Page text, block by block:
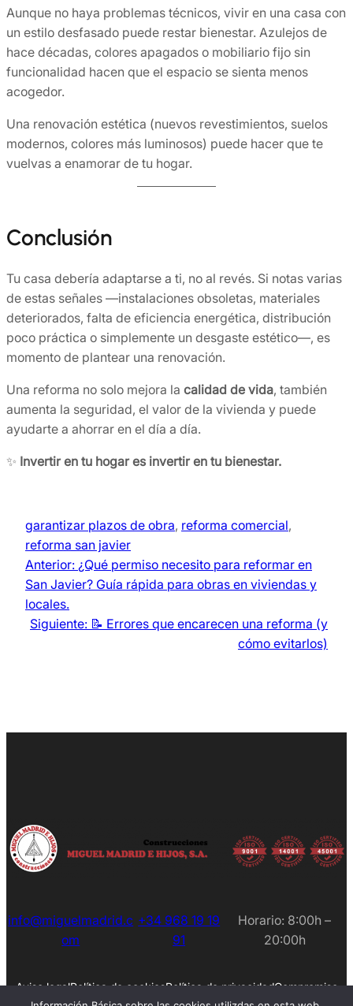
Aunque no haya problemas técnicos, vivir en una casa con
un estilo desfasado puede restar bienestar. Azulejos de
hace décadas, colores apagados o mobiliario fijo sin
funcionalidad hacen que el espacio se sienta menos
acogedor.
Una renovación estética (nuevos revestimientos, suelos
modernos, colores más luminosos) puede hacer que te
vuelvas a enamorar de tu hogar.
Conclusión
Tu casa debería adaptarse a ti, no al revés. Si notas varias
de estas señales —instalaciones obsoletas, materiales
deteriorados, falta de eficiencia energética, distribución
poco práctica o simplemente un desgaste estético—, es
momento de plantear una renovación.
Una reforma no solo mejora la calidad de vida, también
aumenta la seguridad, el valor de la vivienda y puede
ayudarte a ahorrar en el día a día.
✨ Invertir en tu hogar es invertir en tu bienestar.
garantizar plazos de obra, reforma comercial
reforma san javier
Anterior: ¿Qué permiso necesito para reformar en
San Javier? Guía rápida para obras en viviendas y
locales.
Siguiente: 📝 Errores que encarecen una reforma (y
cómo evitarlos)
info@miguelmadrid.c
om
+34 968 19 19
91
Horario: 8:00h –
20:00h
Aviso legalPolítica de cookiesPolítica de privacidadCompromiso